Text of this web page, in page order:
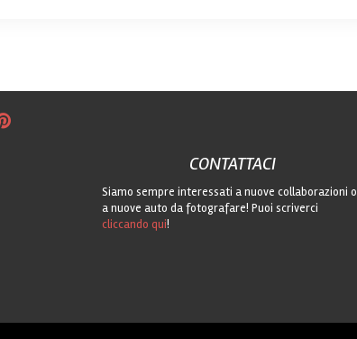
CONTATTACI
Siamo sempre interessati a nuove collaborazioni o
a nuove auto da fotografare! Puoi scriverci
cliccando qui!